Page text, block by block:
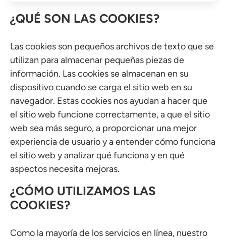
¿QUÉ SON LAS COOKIES?
Las cookies son pequeños archivos de texto que se
utilizan para almacenar pequeñas piezas de
información. Las cookies se almacenan en su
dispositivo cuando se carga el sitio web en su
navegador. Estas cookies nos ayudan a hacer que
el sitio web funcione correctamente, a que el sitio
web sea más seguro, a proporcionar una mejor
experiencia de usuario y a entender cómo funciona
el sitio web y analizar qué funciona y en qué
aspectos necesita mejoras.
¿CÓMO UTILIZAMOS LAS
COOKIES?
Como la mayoría de los servicios en línea, nuestro